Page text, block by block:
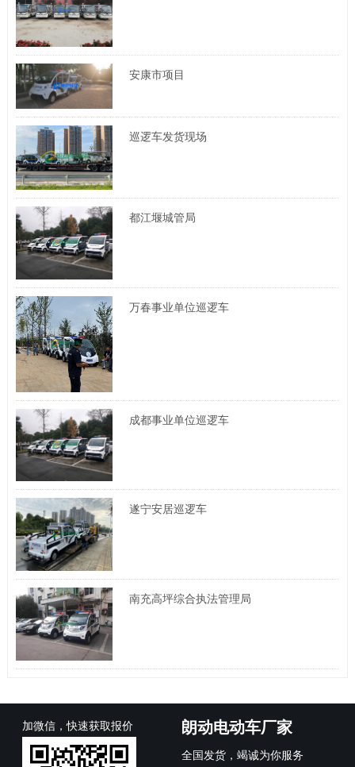
安康市项目
巡逻车发货现场
都江堰城管局
万春事业单位巡逻车
成都事业单位巡逻车
遂宁安居巡逻车
南充高坪综合执法管理局
加微信，快速获取报价 朗动电动车厂家
全国发货，竭诚为你服务